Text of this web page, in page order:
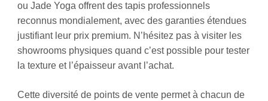
ou Jade Yoga offrent des tapis professionnels
reconnus mondialement, avec des garanties étendues
justifiant leur prix premium. N’hésitez pas à visiter les
showrooms physiques quand c’est possible pour tester
la texture et l’épaisseur avant l’achat.
Cette diversité de points de vente permet à chacun de